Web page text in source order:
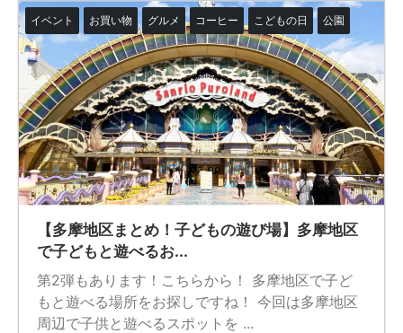
イベント お買い物 グルメ コーヒー こどもの日 公園
【多摩地区まとめ！子どもの遊び場】多摩地区
で子どもと遊べるお...
第2弾もあります！こちらから！ 多摩地区で子ど
もと遊べる場所をお探しですね！ 今回は多摩地区
周辺で子供と遊べるスポットを ...